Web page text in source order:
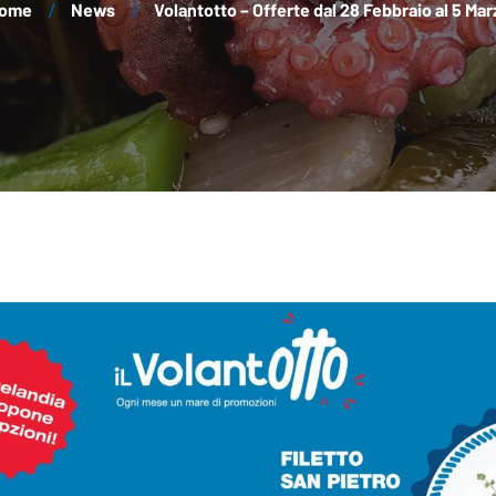
News Volantotto – Offerte dal 28 Febbraio al 5